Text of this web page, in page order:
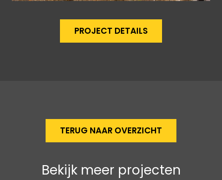
PROJECT DETAILS
TERUG NAAR OVERZICHT
Bekijk meer projecten